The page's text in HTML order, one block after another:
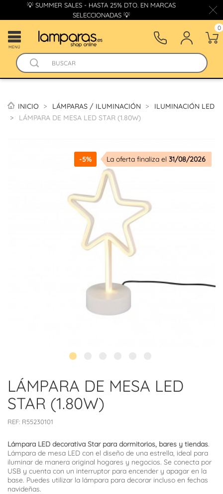
💡 SUMMER SALES - HASTA 25% DTO. EN MARCAS
SELECCIONADAS 💡
MENÚ
0
INICIO LÁMPARAS / ILUMINACIÓN
ILUMINACIÓN LED
LÁMPARA DE MESA LED STAR (1.80W)
-5% La oferta finaliza el 31/08/2026
LÁMPARA DE MESA LED
STAR (1.80W)
REF: R55230101
Lámpara LED decorativa Star para dormitorios, bares y tiendas.
Lámpara de mesa LED con el diseño de una estrella, ideal para
iluminar de manera original hogares y negocios. Se conecta por
USB y cuenta con un interruptor para encender y apagar en la
base. Puedes utilizar la lámpara para decorar incluso en fechas
navideñas.